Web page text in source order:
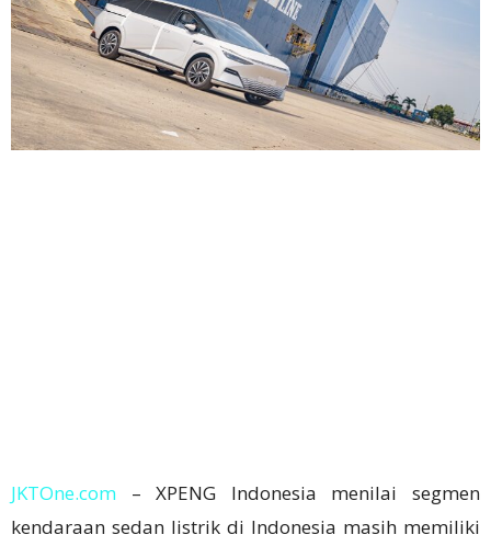
JKTOne.com – XPENG Indonesia menilai segmen
kendaraan sedan listrik di Indonesia masih memiliki